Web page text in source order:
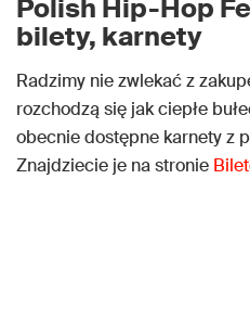
Polish Hip-Hop
bilety, karnety
Radzimy nie zwlekać z
rozchodzą się jak ciepłe
obecnie dostępne karnety z
Znajdziecie je na stronie